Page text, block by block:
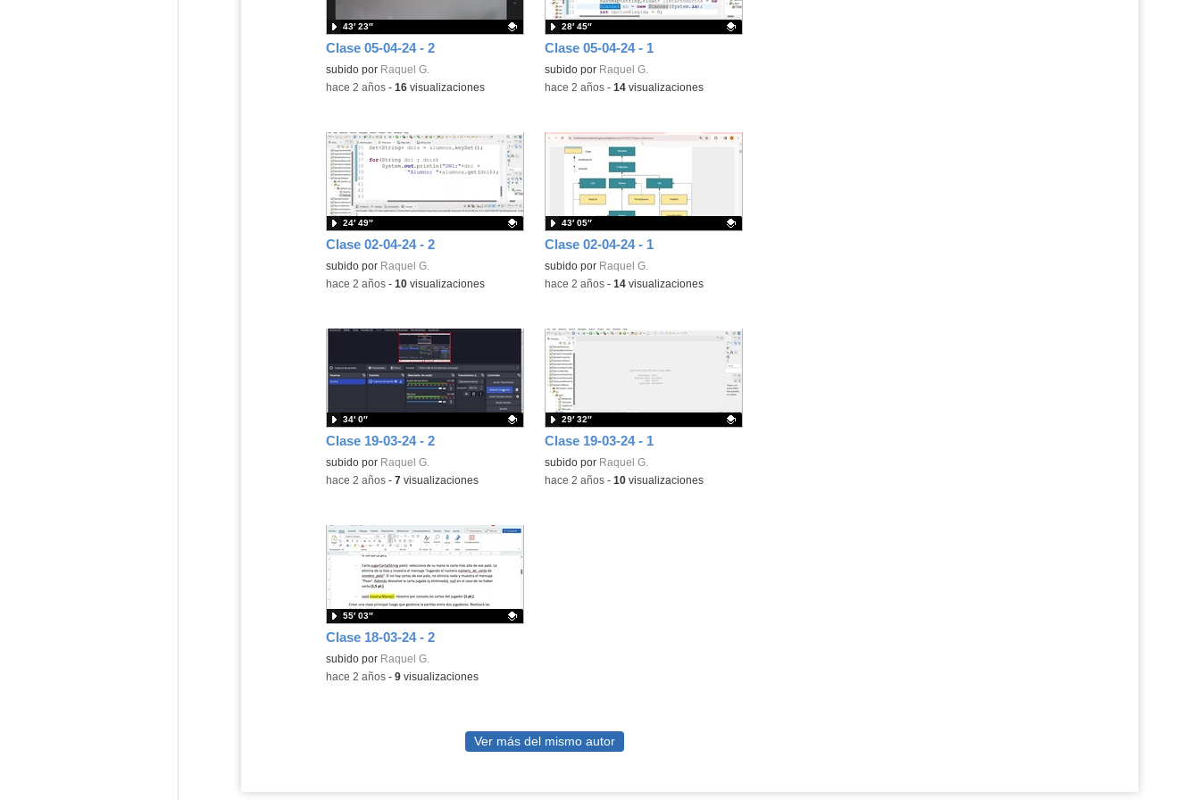
Clase 05-04-24 - 2
Contenido educativo.
subido por Raquel G.
43′ 23″
-hace 2 años- 16visualizaciones
Clase 05-04-24 - 1
Contenido educativo.
subido por Raquel G.
28′ 45″
-hace 2 años- 14visualizaciones
Clase 02-04-24 - 2
Contenido educativo.
subido por Raquel G.
24′ 49″
-hace 2 años- 10visualizaciones
Clase 02-04-24 - 1
Contenido educativo.
subido por Raquel G.
43′ 05″
-hace 2 años- 14visualizaciones
Clase 19-03-24 - 2
Contenido educativo.
subido por Raquel G.
34′ 0″
-hace 2 años- 7visualizaciones
Clase 19-03-24 - 1
Contenido educativo.
subido por Raquel G.
29′ 32″
-hace 2 años- 10visualizaciones
Clase 18-03-24 - 2
Contenido educativo.
subido por Raquel G.
55′ 03″
-hace 2 años- 9visualizaciones
Ver más del mismo autor